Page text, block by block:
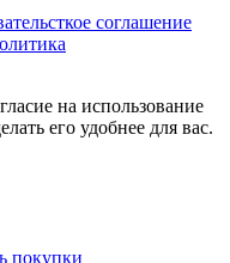
соглашение
на использование
его удобнее для вас.
покупки